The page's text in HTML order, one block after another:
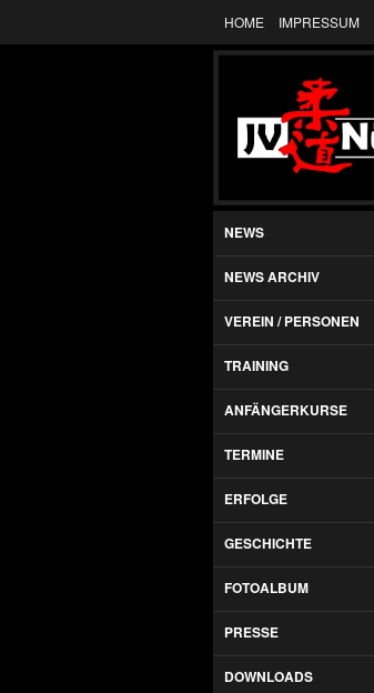
HOME IMPRESSUM
NEWS
NEWS ARCHIV
VEREIN / PERSONEN
TRAINING
ANFÄNGERKURSE
TERMINE
ERFOLGE
GESCHICHTE
FOTOALBUM
PRESSE
DOWNLOADS